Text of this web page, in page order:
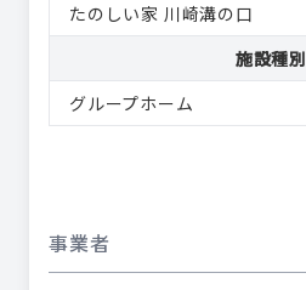
たのしい家 川崎溝の口
施設種別
グループホーム
事業者